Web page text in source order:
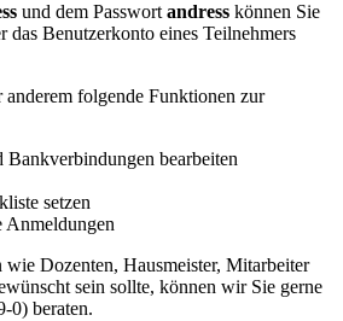
und dem Passwort andress können Sie
das Benutzerkonto eines Teilnehmers
anderem folgende Funktionen zur
bearbeiten
setzen
Anmeldungen
Dozenten, Hausmeister, Mitarbeiter
sein sollte, können wir Sie gerne
0) beraten.